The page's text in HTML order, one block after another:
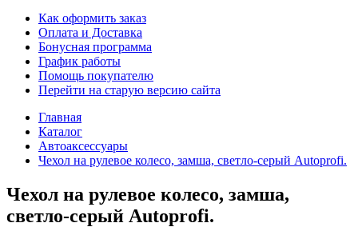
Как оформить заказ
Оплата и Доставка
Бонусная программа
График работы
Помощь покупателю
Перейти на старую версию сайта
Главная
Каталог
Автоаксессуары
Чехол на рулевое колесо, замша, светло-серый Autoprofi.
Чехол на рулевое колесо, замша,
светло-серый Autoprofi.